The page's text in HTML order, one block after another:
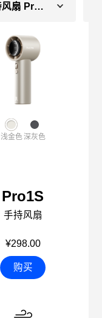
手持风扇 Pro1S
浅金色深灰色
Pro1S
手持风扇
¥298.00
购买